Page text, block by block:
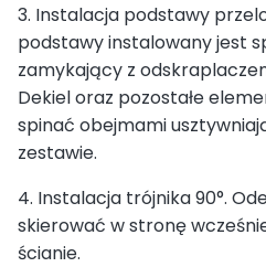
3. Instalacja podstawy
podstawy instalowany jest
zamykający z
Dekiel oraz pozostałe
spinać obejmami
zestawie.
4. Instalacja trójnika 90°.
skierować w stronę
ścianie.